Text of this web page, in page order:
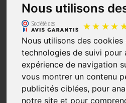
Nous utilisons
Nous utilisons des
technologies de suivi pour
expérience de navigation
vous montrer un contenu
publicités ciblées, pour
notre site et pour